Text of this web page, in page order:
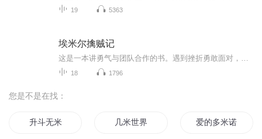
19 5363
埃米尔擒贼记
18 1796
您是不是在找：
升斗无米 几米世界 爱的多米诺